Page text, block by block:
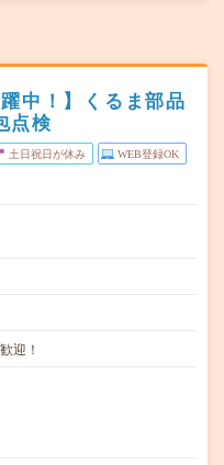
中！】くるま部品
点検
土日祝日が休み WEB登録OK
迎！